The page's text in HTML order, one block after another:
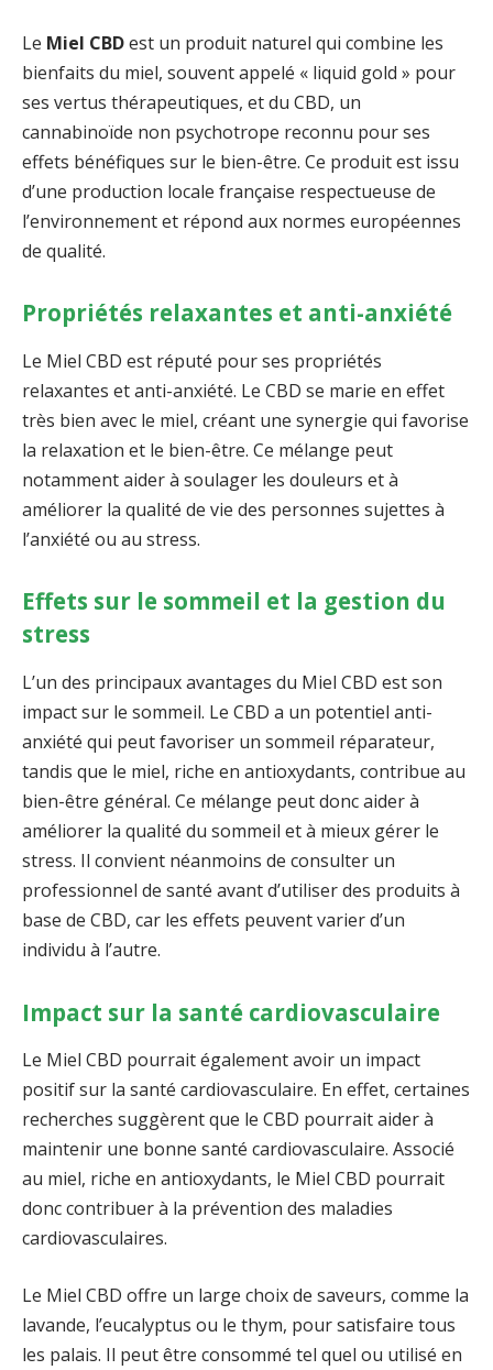
Le Miel CBDest un produit naturel qui combine les
bienfaits du miel, souvent appelé « liquid gold » pour
ses vertus thérapeutiques, et du CBD, un
cannabinoïde non psychotrope reconnu pour ses
effets bénéfiques sur le bien-être. Ce produit est issu
d’une production locale française respectueuse de
l’environnement et répond aux normes européennes
de qualité.
Propriétés relaxantes et anti-anxiété
Le Miel CBD est réputé pour ses propriétés
relaxantes et anti-anxiété. Le CBD se marie en effet
très bien avec le miel, créant une synergie qui favorise
la relaxation et le bien-être. Ce mélange peut
notamment aider à soulager les douleurs et à
améliorer la qualité de vie des personnes sujettes à
l’anxiété ou au stress.
Effets sur le sommeil et la gestion du
stress
L’un des principaux avantages du Miel CBD est son
impact sur le sommeil. Le CBD a un potentiel anti-
anxiété qui peut favoriser un sommeil réparateur,
tandis que le miel, riche en antioxydants, contribue au
bien-être général. Ce mélange peut donc aider à
améliorer la qualité du sommeil et à mieux gérer le
stress. Il convient néanmoins de consulter un
professionnel de santé avant d’utiliser des produits à
base de CBD, car les effets peuvent varier d’un
individu à l’autre.
Impact sur la santé cardiovasculaire
Le Miel CBD pourrait également avoir un impact
positif sur la santé cardiovasculaire. En effet, certaines
recherches suggèrent que le CBD pourrait aider à
maintenir une bonne santé cardiovasculaire. Associé
au miel, riche en antioxydants, le Miel CBD pourrait
donc contribuer à la prévention des maladies
cardiovasculaires.
Le Miel CBD offre un large choix de saveurs, comme la
lavande, l’eucalyptus ou le thym, pour satisfaire tous
les palais. Il peut être consommé tel quel ou utilisé en